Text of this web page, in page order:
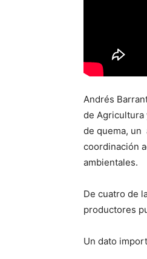
Andrés
de Agricultura
de quema, un
coordinación
ambientales.
De cuatro de
productores
Un dato